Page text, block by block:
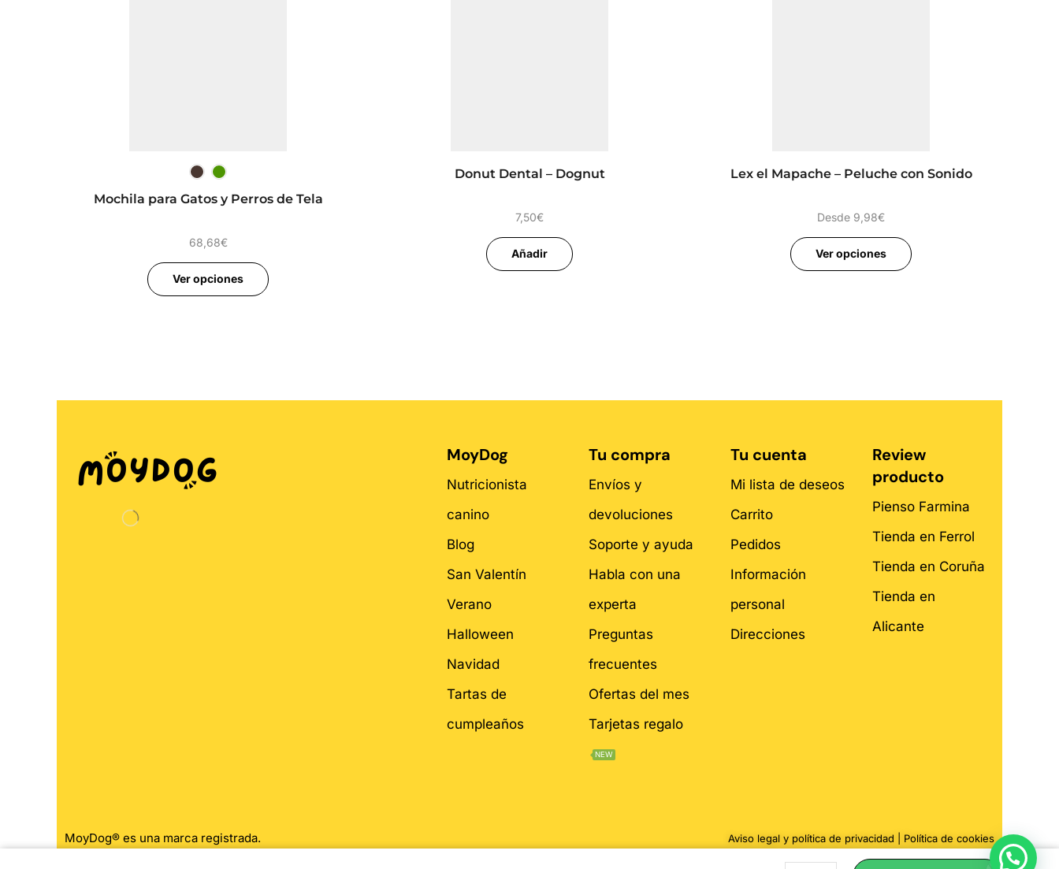
Mochila para Gatos y Perros de Tela
68,68€
Ver opciones
Donut Dental – Dognut
7,50€
Añadir
Lex el Mapache – Peluche con Sonido
Desde 9,98€
Ver opciones
MoyDog
Nutricionista
canino
Blog
San Valentín
Verano
Halloween
Navidad
Tartas de
cumpleaños
Tu compra
Envíos y
devoluciones
Soporte y ayuda
Habla con una
experta
Preguntas
frecuentes
Ofertas del mes
Tarjetas regalo
NEW
Tu cuenta
Mi lista de deseos
Carrito
Pedidos
Información
personal
Direcciones
Review
producto
Pienso Farmina
Tienda en Ferrol
Tienda en Coruña
Tienda en
Alicante
MoyDog® es una marca registrada. Aviso legal y política de privacidad Política de cookies